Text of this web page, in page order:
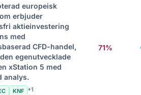
europeisk
erbjuder
aktieinvestering
med
CFD-handel,
egenutvecklade
xStation 5 med
analys.
KNF +1
71%